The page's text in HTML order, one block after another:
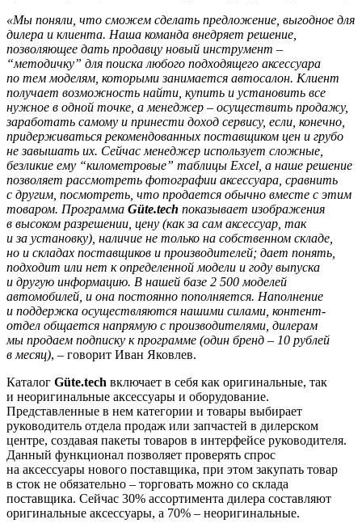
«Мы поняли, что сможем сделать предложение, выгодное для
дилера и клиента. Наша команда внедряет решение,
позволяющее дать продавцу новый инструмент –
“методичку” для поиска любого подходящего аксессуара
по тем моделям, которыми занимается автосалон. Клиент
получает возможность найти, купить и установить все
нужное в одной точке, а менеджер – осуществить продажу,
заработать самому и принести доход сервису, если, конечно,
придерживаться рекомендованных поставщиком цен и грубо
не завышать их. Сейчас менеджер использует сложные,
безликие ему “километровые” таблицы Excel, а наше решение
позволяет рассмотреть фотографии аксессуара, сравнить
с другим, посмотреть, что продается обычно вместе с этим
товаром. Программа Güte.tech показывает изображения
в высоком разрешении, цену (как за сам аксессуар, так
и за установку), наличие не только на собственном складе,
но и складах поставщиков и производителей; дает понять,
подходит или нет к определенной модели и году выпуска
и другую информацию. В нашей базе 2 500 моделей
автомобилей, и она постоянно пополняется. Наполнение
и поддержка осуществляются нашими силами, контент-
отдел общается напрямую с производителями, дилерам
мы продаем подписку к программе (один бренд – 10 рублей
в месяц), – говорит Иван Яковлев.
Каталог Güte.tech включает в себя как оригинальные, так
и неоригинальные аксессуары и оборудование.
Представленные в нем категории и товары выбирает
руководитель отдела продаж или запчастей в дилерском
центре, создавая пакеты товаров в интерфейсе руководителя.
Данный функционал позволяет проверять спрос
на аксессуары нового поставщика, при этом закупать товар
в сток не обязательно – торговать можно со склада
поставщика. Сейчас 30% ассортимента дилера составляют
оригинальные аксессуары, а 70% – неоригинальные.